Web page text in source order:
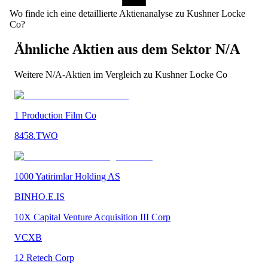
Wo finde ich eine detaillierte Aktienanalyse zu Kushner Locke
Co?
Ähnliche Aktien aus dem Sektor N/A
Weitere N/A-Aktien im Vergleich zu Kushner Locke Co
1 Production Film Co
8458.TWO
1000 Yatirimlar Holding AS
BINHO.E.IS
10X Capital Venture Acquisition III Corp
VCXB
12 Retech Corp